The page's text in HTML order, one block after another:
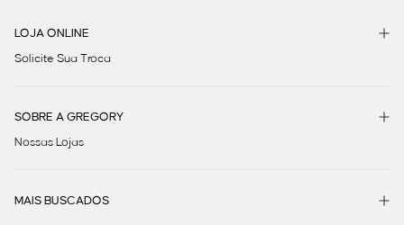
LOJA ONLINE
Solicite Sua Troca
SOBRE A GREGORY
Nossas Lojas
MAIS BUSCADOS